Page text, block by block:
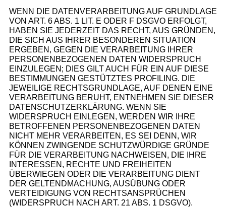
WENN DIE DATENVERARBEITUNG AUF GRUNDLAGE
VON ART. 6 ABS. 1 LIT. E ODER F DSGVO ERFOLGT,
HABEN SIE JEDERZEIT DAS RECHT, AUS GRÜNDEN,
DIE SICH AUS IHRER BESONDEREN SITUATION
ERGEBEN, GEGEN DIE VERARBEITUNG IHRER
PERSONENBEZOGENEN DATEN WIDERSPRUCH
EINZULEGEN; DIES GILT AUCH FÜR EIN AUF DIESE
BESTIMMUNGEN GESTÜTZTES PROFILING. DIE
JEWEILIGE RECHTSGRUNDLAGE, AUF DENEN EINE
VERARBEITUNG BERUHT, ENTNEHMEN SIE DIESER
DATENSCHUTZERKLÄRUNG. WENN SIE
WIDERSPRUCH EINLEGEN, WERDEN WIR IHRE
BETROFFENEN PERSONENBEZOGENEN DATEN
NICHT MEHR VERARBEITEN, ES SEI DENN, WIR
KÖNNEN ZWINGENDE SCHUTZWÜRDIGE GRÜNDE
FÜR DIE VERARBEITUNG NACHWEISEN, DIE IHRE
INTERESSEN, RECHTE UND FREIHEITEN
ÜBERWIEGEN ODER DIE VERARBEITUNG DIENT
DER GELTENDMACHUNG, AUSÜBUNG ODER
VERTEIDIGUNG VON RECHTSANSPRÜCHEN
(WIDERSPRUCH NACH ART. 21 ABS. 1 DSGVO).